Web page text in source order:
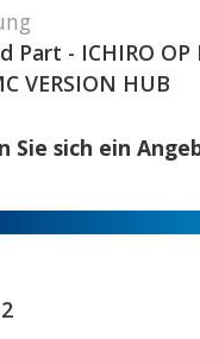
Part - ICHIRO OP
VERSION HUB
Sie sich ein